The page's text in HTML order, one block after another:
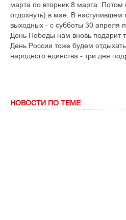
марта по вторник 8 марта.
отдохнуть) в мае. В
выходных - с субботы 30 апреля
День Победы нам вновь подарит
День России тоже будем
народного единства - три дня
НОВОСТИ ПО ТЕМЕ